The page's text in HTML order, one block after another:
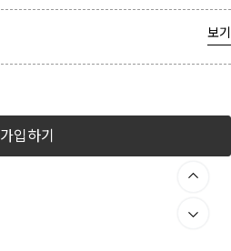
보기
가입하기